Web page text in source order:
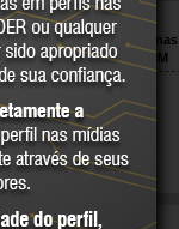
arraste, 1,0 mm/1,2 mm,
sólido, para as máquinas
300/MM 400/MM 402/MM
VONDER
COMPARE
arraste, 1,0 mm/1,2 mm,